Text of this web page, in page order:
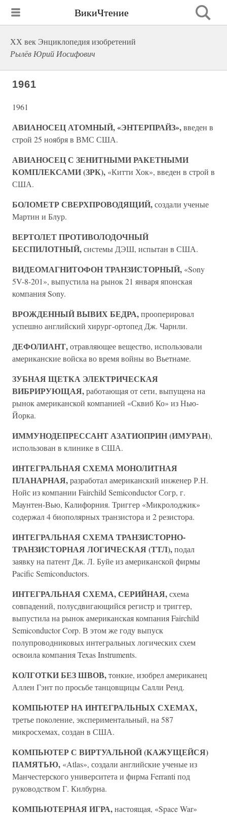
ВикиЧтение
ХХ век Энциклопедия изобретений
Рылёв Юрий Иосифович
1961
1961
АВИАНОСЕЦ АТОМНЫЙ, «ЭНТЕРПРАЙЗ»,введен в
строй 25 ноября в ВМС США.
АВИАНОСЕЦ С ЗЕНИТНЫМИ РАКЕТНЫМИ
КОМПЛЕКСАМИ (ЗРК), «Китти Хок», введен в строй в
США.
БОЛОМЕТР СВЕРХПРОВОДЯЩИЙ,создали ученые
Мартин и Блур.
ВЕРТОЛЕТ ПРОТИВОЛОДОЧНЫЙ
БЕСПИЛОТНЫЙ,системы ДЭШ, испытан в США.
ВИДЕОМАГНИТОФОН ТРАНЗИСТОРНЫЙ, «Sony
5V-8-201», выпустила на рынок 21 января японская
компания Sony.
ВРОЖДЕННЫЙ ВЫВИХ БЕДРА,прооперировал
успешно английский хирург-ортопед Дж. Чарнли.
ДЕФОЛИАНТ,отравляющее вещество, использовали
американские войска во время войны во Вьетнаме.
ЗУБНАЯ ЩЕТКА ЭЛЕКТРИЧЕСКАЯ
ВИБРИРУЮЩАЯ,работающая от сети, выпущена на
рынок американской компанией «Сквиб Ко» из Нью-
Йорка.
ИММУНОДЕПРЕССАНТ АЗАТИОПРИН (ИМУРАН),
использован в клинике в США.
ИНТЕГРАЛЬНАЯ СХЕМА МОНОЛИТНАЯ
ПЛАНАРНАЯ,разработал американский инженер Р.Н.
Нойс из компании Fairchild Semiconductor Согр, г.
Маунтен-Вью, Калифорния. Триггер «Микролоджик»
содержал 4 биополярных транзистора и 2 резистора.
ИНТЕГРАЛЬНАЯ СХЕМА ТРАНЗИСТОРНО-
ТРАНЗИСТОРНАЯ ЛОГИЧЕСКАЯ (ТТЛ),подал
заявку на патент Дж. Л. Буйе из американской фирмы
Pacific Semiconductors.
ИНТЕГРАЛЬНАЯ СХЕМА, СЕРИЙНАЯ,схема
совпадений, полусдвигающийся регистр и триггер,
выпустила на рынок американская компания Fairchild
Semiconductor Corp. В этом же году выпуск
полупроводниковых интегральных логических схем
освоила компания Texas Instruments.
КОЛГОТКИ БЕЗ ШВОВ,тонкие, изобрел американец
Аллен Гэнт по просьбе танцовщицы Салли Ренд.
КОМПЬЮТЕР НА ИНТЕГРАЛЬНЫХ СХЕМАХ,
третье поколение, экспериментальный, на 587
микросхемах, создан в США.
КОМПЬЮТЕР С ВИРТУАЛЬНОЙ (КАЖУЩЕЙСЯ)
ПАМЯТЬЮ, «Atlas», создали английские ученые из
Манчестерского университета и фирма Ferranti под
руководством Г. Килбурна.
КОМПЬЮТЕРНАЯ ИГРА,настоящая, «Space War»